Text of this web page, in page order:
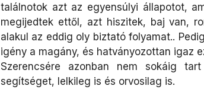
találnotok azt az egyensúlyi állapotot,
megijedtek ettől, azt hiszitek, baj van,
alakul az eddig oly biztató folyamat..
igény a magány, és hatványozottan igaz
Szerencsére azonban nem sokáig
segítséget, lelkileg is és orvosilag is.